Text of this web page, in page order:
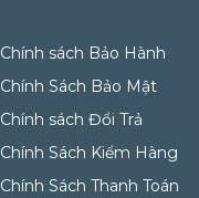
Chính sách Bảo Hành
Chính Sách Bảo Mật
Chính sách Đổi Trả
Chính Sách Kiểm Hàng
Chính Sách Thanh Toán